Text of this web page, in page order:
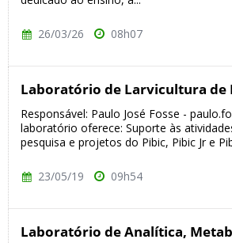
26/03/26 08h07
Laboratório de Larvicultura de
Responsável: Paulo José Fosse -
laboratório oferece: Suporte às
pesquisa e projetos do Pibic, Pibic Jr e
23/05/19 09h54
Laboratório de Analítica,